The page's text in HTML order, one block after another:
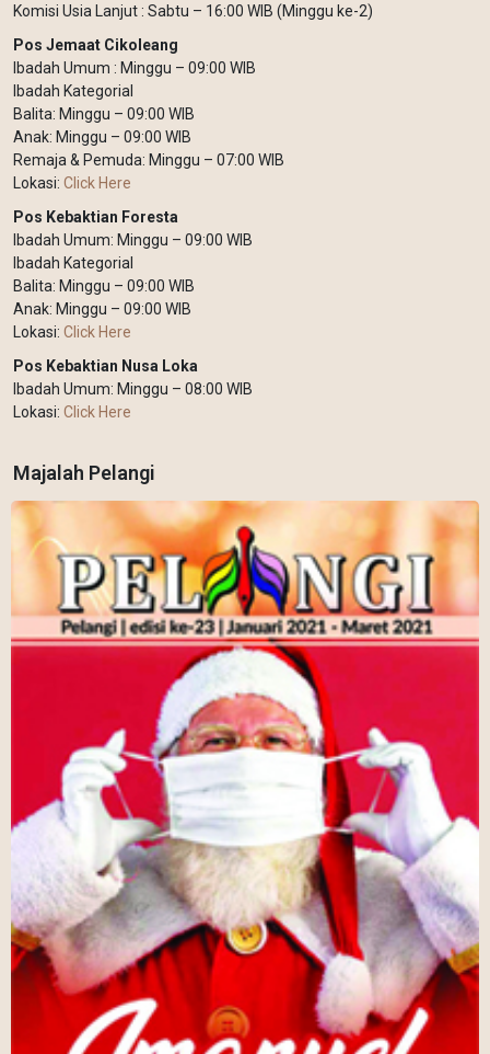
Komisi Usia Lanjut : Sabtu – 16:00 WIB (Minggu ke-2)
Pos Jemaat Cikoleang
Ibadah Umum : Minggu – 09:00 WIB
Ibadah Kategorial
Balita: Minggu – 09:00 WIB
Anak: Minggu – 09:00 WIB
Remaja & Pemuda: Minggu – 07:00 WIB
Lokasi: Click Here
Pos Kebaktian Foresta
Ibadah Umum: Minggu – 09:00 WIB
Ibadah Kategorial
Balita: Minggu – 09:00 WIB
Anak: Minggu – 09:00 WIB
Lokasi: Click Here
Pos Kebaktian Nusa Loka
Ibadah Umum: Minggu – 08:00 WIB
Lokasi: Click Here
Majalah Pelangi